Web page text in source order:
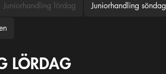
Juniorhandling lördag Juniorhandling söndag
LÖRDAG